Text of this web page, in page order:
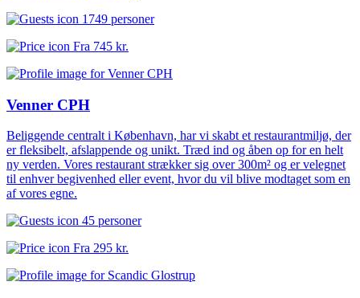
1749 personer
Fra 745 kr.
Venner CPH
Beliggende centralt i København, har vi skabt et restaurantmiljø, der
er fleksibelt, afslappende og unikt. Træd ind og åben op for en helt
ny verden. Vores restaurant strækker sig over 300m² og er velegnet
til enhver begivenhed eller event, hvor du vil blive modtaget som en
af vores egne.
45 personer
Fra 295 kr.